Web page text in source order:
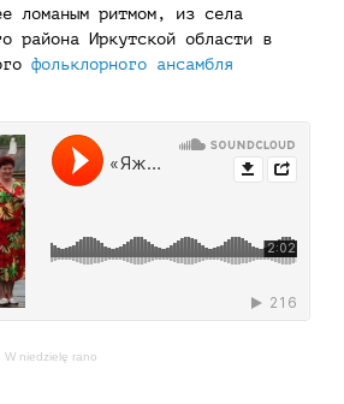
ломаным ритмом, из села
района Иркутской области в
фольклорного ансамбля
W niedzielę rano